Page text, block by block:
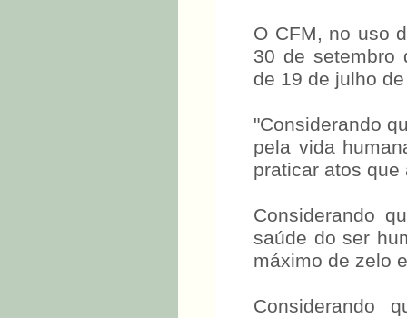
O CFM, no uso
30 de setembro
de 19 de julho
"Considerando
pela vida
praticar atos
Considerando
saúde do ser
máximo de zelo
Considerando